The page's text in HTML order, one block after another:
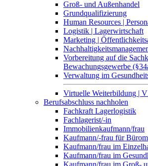
Groß- und Außenhandel
Grundqualifizierung
Human Resources |
Logistik | Lagerwirtschaft
Marketing |
Vorbereitung auf die
Bewachungsgewerbe
Verwaltung im
Virtuelle Weiterbildung |
Berufsabschluss nachholen
Fachkraft Lagerlogistik
Fachlagerist/-in
Immobilienkaufmann/frau
Kaufmann/-frau für
Kaufmann/frau im
Kaufmann/frau im
Kaufmann/frau im Groß-